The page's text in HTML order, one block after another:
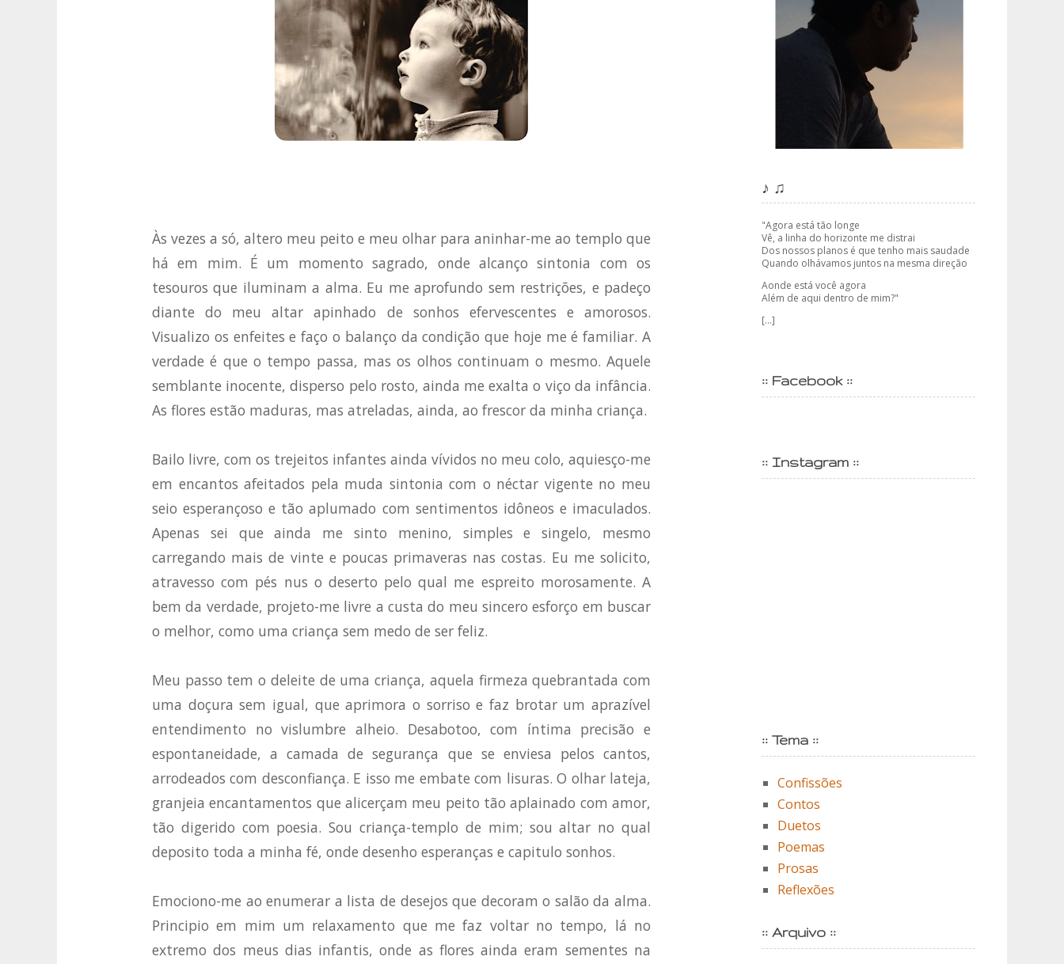
Às vezes a só, altero meu peito e meu olhar para aninhar-me ao templo que
há em mim. É um momento sagrado, onde alcanço sintonia com os
tesouros que iluminam a alma. Eu me aprofundo sem restrições, e padeço
diante do meu altar apinhado de sonhos efervescentes e amorosos.
Visualizo os enfeites e faço o balanço da condição que hoje me é familiar. A
verdade é que o tempo passa, mas os olhos continuam o mesmo. Aquele
semblante inocente, disperso pelo rosto, ainda me exalta o viço da infância.
As flores estão maduras, mas atreladas, ainda, ao frescor da minha criança.
Bailo livre, com os trejeitos infantes ainda vívidos no meu colo, aquiesço-me
em encantos afeitados pela muda sintonia com o néctar vigente no meu
seio esperançoso e tão aplumado com sentimentos idôneos e imaculados.
Apenas sei que ainda me sinto menino, simples e singelo, mesmo
carregando mais de vinte e poucas primaveras nas costas. Eu me solicito,
atravesso com pés nus o deserto pelo qual me espreito morosamente. A
bem da verdade, projeto-me livre a custa do meu sincero esforço em buscar
o melhor, como uma criança sem medo de ser feliz.
Meu passo tem o deleite de uma criança, aquela firmeza quebrantada com
uma doçura sem igual, que aprimora o sorriso e faz brotar um aprazível
entendimento no vislumbre alheio. Desabotoo, com íntima precisão e
espontaneidade, a camada de segurança que se enviesa pelos cantos,
arrodeados com desconfiança. E isso me embate com lisuras. O olhar lateja,
granjeia encantamentos que alicerçam meu peito tão aplainado com amor,
tão digerido com poesia. Sou criança-templo de mim; sou altar no qual
deposito toda a minha fé, onde desenho esperanças e capitulo sonhos.
Emociono-me ao enumerar a lista de desejos que decoram o salão da alma.
Principio em mim um relaxamento que me faz voltar no tempo, lá no
extremo dos meus dias infantis, onde as flores ainda eram sementes na
♪ ♫
"Agora está tão longe
Vê, a linha do horizonte me distrai
Dos nossos planos é que tenho mais saudade
Quando olhávamos juntos na mesma direção
Aonde está você agora
Além de aqui dentro de mim?"
[...]
:: Facebook ::
:: Instagram ::
:: Tema ::
Confissões
Contos
Duetos
Poemas
Prosas
Reflexões
:: Arquivo ::